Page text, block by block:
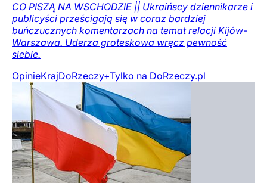
CO PISZĄ NA WSCHODZIE || Ukraińscy dziennikarze i
publicyści prześcigają się w coraz bardziej
buńczucznych komentarzach na temat relacji Kijów-
Warszawa. Uderza groteskowa wręcz pewność
siebie.
OpinieKrajDoRzeczy+Tylko na DoRzeczy.pl